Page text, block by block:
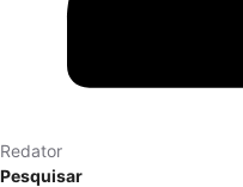
Redator
Pesquisar